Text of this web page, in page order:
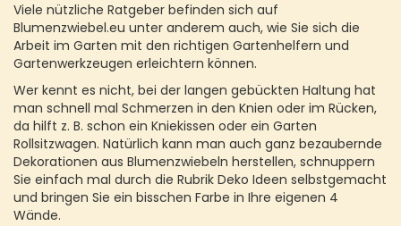
Viele nützliche Ratgeber befinden sich auf
Blumenzwiebel.eu unter anderem auch, wie Sie sich die
Arbeit im Garten mit den richtigen Gartenhelfern und
Gartenwerkzeugen erleichtern können.
Wer kennt es nicht, bei der langen gebückten Haltung hat
man schnell mal Schmerzen in den Knien oder im Rücken,
da hilft z. B. schon ein Kniekissen oder ein Garten
Rollsitzwagen. Natürlich kann man auch ganz bezaubernde
Dekorationen aus Blumenzwiebeln herstellen, schnuppern
Sie einfach mal durch die Rubrik Deko Ideen selbstgemacht
und bringen Sie ein bisschen Farbe in Ihre eigenen 4
Wände.